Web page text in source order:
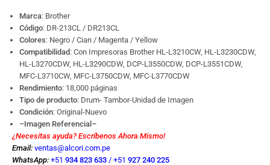
Marca: Brother
Código: DR-213CL / DR213CL
Colores: Negro / Cian / Magenta / Yellow
Compatibilidad : Con Impresoras Brother HL-L3210CW, HL-L3230CDW,
HL-L3270CDW, HL-L3290CDW, DCP-L3550CDW, DCP-L3551CDW,
MFC-L3710CW, MFC-L3750CDW, MFC-L3770CDW
Rendimiento: 18,000 páginas
Tipo de producto: Drum- Tambor-Unidad de Imagen
Condición: Original-Nuevo
–Imagen Referencial–
¿Necesitas ayuda? Escríbenos Ahora Mismo!
Email: ventas@alcori.com.pe
WhatsApp: +51 934 823 633 / +51 927 240 225